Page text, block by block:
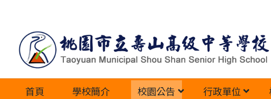
內
首頁 學校簡介 校園公告 行政單位